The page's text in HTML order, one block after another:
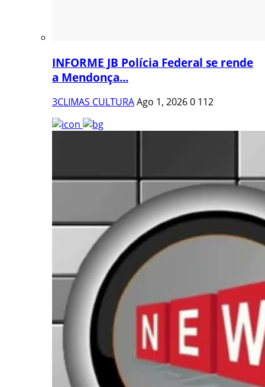
INFORME JB Polícia Federal se rende
a Mendonça...
3CLIMAS CULTURAAgo 1, 20260 112